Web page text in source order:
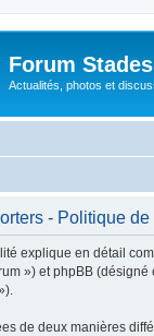
Forum
Actualités, photos et
- Politique
explique en détail
») et phpBB
de deux manières